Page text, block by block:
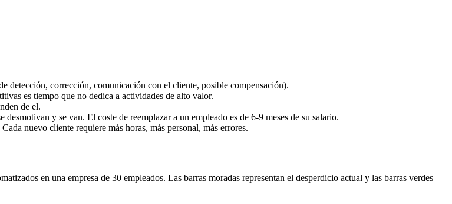
detección, corrección, comunicación con el cliente, posible compensación).
es tiempo que no dedica a actividades de alto valor.
de el.
desmotivan y se van. El coste de reemplazar a un empleado es de 6-9 meses de su salario.
nuevo cliente requiere más horas, más personal, más errores.
en una empresa de 30 empleados. Las barras moradas representan el desperdicio actual y las barras verdes